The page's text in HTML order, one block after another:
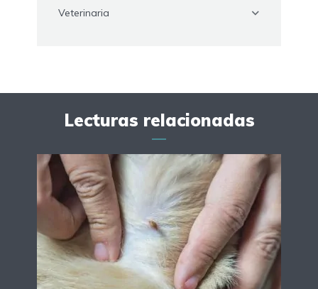
Veterinaria
Lecturas relacionadas